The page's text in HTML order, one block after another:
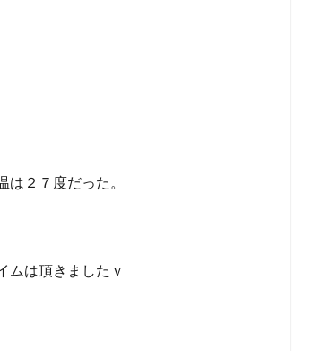
２７度だった。
ムは頂きましたｖ